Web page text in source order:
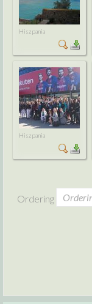
Hiszpania
Hiszpania
Ordering